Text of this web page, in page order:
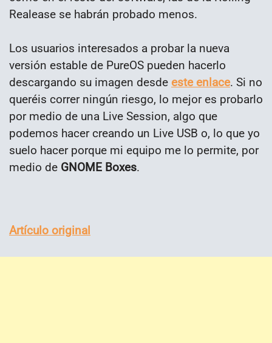
Realease se habrán probado menos.
Los usuarios interesados a probar la nueva
versión estable de PureOS pueden hacerlo
descargando su imagen desde este enlace. Si no
queréis correr ningún riesgo, lo mejor es probarlo
por medio de una Live Session, algo que
podemos hacer creando un Live USB o, lo que yo
suelo hacer porque mi equipo me lo permite, por
medio de GNOME Boxes.
Artículo original